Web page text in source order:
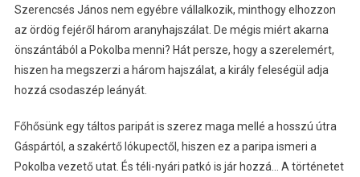
Szerencsés János nem egyébre vállalkozik, minthogy elhozzon
az ördög fejéről három aranyhajszálat. De mégis miért akarna
önszántából a Pokolba menni? Hát persze, hogy a szerelemért,
hiszen ha megszerzi a három hajszálat, a király feleségül adja
hozzá csodaszép leányát.
Főhősünk egy táltos paripát is szerez maga mellé a hosszú útra
Gáspártól, a szakértő lókupectől, hiszen ez a paripa ismeri a
Pokolba vezető utat. És téli-nyári patkó is jár hozzá… A történetet